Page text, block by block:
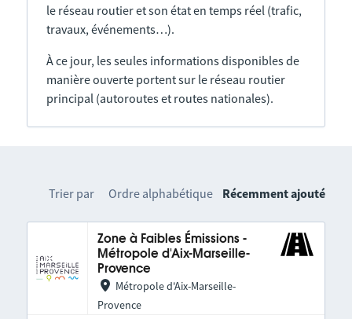
le réseau routier et son état en temps réel (trafic,
travaux, événements…).
À ce jour, les seules informations disponibles de
manière ouverte portent sur le réseau routier
principal (autoroutes et routes nationales).
Trier par Ordre alphabétique Récemment ajouté
Zone à Faibles Émissions -
Métropole d'Aix-Marseille-
Provence
Métropole d'Aix-Marseille-
Provence